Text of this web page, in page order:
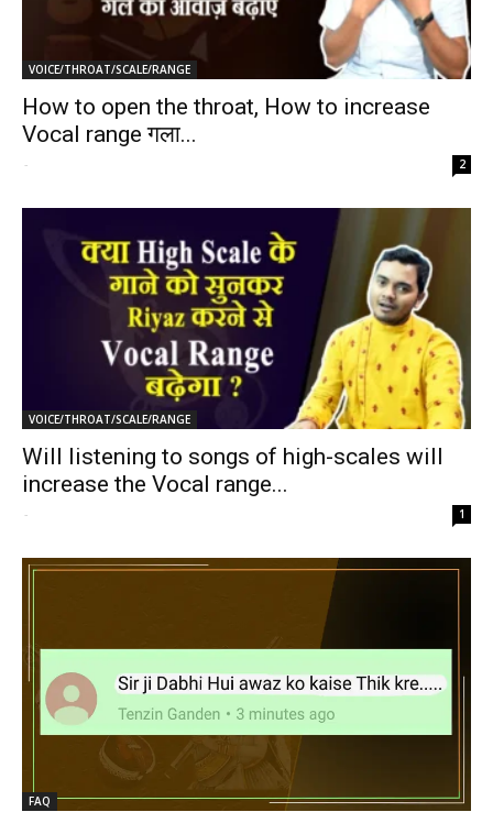
VOICE/THROAT/SCALE/RANGE
How to open the throat, How to increase
Vocal range गला...
- 2
VOICE/THROAT/SCALE/RANGE
Will listening to songs of high-scales will
increase the Vocal range...
- 1
FAQ